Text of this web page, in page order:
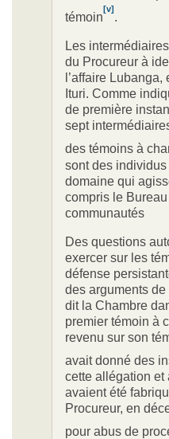
témoin [v]
Les
du Procureur à
l’affaire
Ituri. Comme
de première
sept
des témoins à
sont des
domaine qui
compris le
communautés
Des questions
exercer sur les
défense
des arguments
dit la Chambre
premier témoin à
revenu sur son
avait donné des
cette allégation et
avaient été
Procureur, en
pour abus de